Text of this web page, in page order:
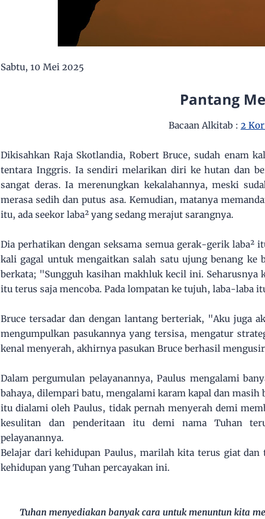
Sabtu, 10 Mei 2025
Pantang
Bacaan Alkitab : 2
Dikisahkan Raja Skotlandia, Robert Bruce, sudah enam
tentara Inggris. Ia sendiri melarikan diri ke hutan dan
sangat deras. Ia merenungkan kekalahannya, meski
merasa sedih dan putus asa. Kemudian, matanya
itu, ada seekor laba² yang sedang merajut sarangnya.
Dia perhatikan dengan seksama semua gerak-gerik laba²
kali gagal untuk mengaitkan salah satu ujung benang ke
berkata; "Sungguh kasihan makhluk kecil ini. Seharusnya
itu terus saja mencoba. Pada lompatan ke tujuh, laba-laba
Bruce tersadar dan dengan lantang berteriak, "Aku juga
mengumpulkan pasukannya yang tersisa, mengatur
kenal menyerah, akhirnya pasukan Bruce berhasil
Dalam pergumulan pelayanannya, Paulus mengalami
bahaya, dilempari batu, mengalami karam kapal dan
itu dialami oleh Paulus, tidak pernah menyerah demi
kesulitan dan penderitaan itu demi nama Tuhan
pelayanannya.
Belajar dari kehidupan Paulus, marilah kita terus giat
kehidupan yang Tuhan percayakan ini.
Tuhan menyediakan banyak cara untuk menuntun kita